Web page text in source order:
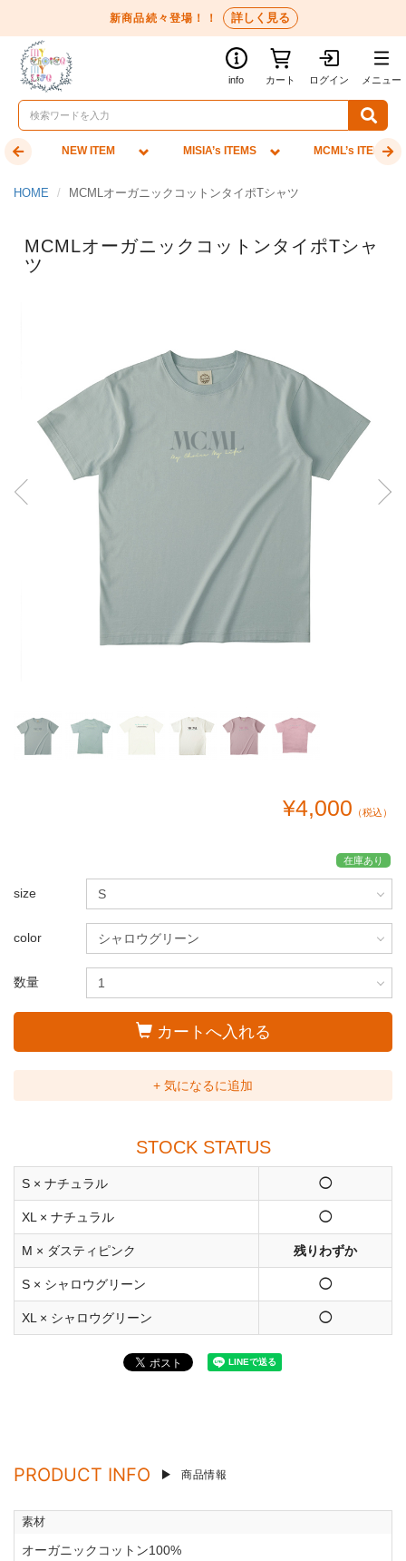
新商品続々登場！！ 詳しく見る
info カート ログイン メニュー
NEW ITEM MISIA’s ITEMS MCML’s ITEMS
HOME MCMLオーガニックコットンタイポTシャツ
MCMLオーガニックコットンタイポTシャ
ツ
¥4,000 （税込）
在庫あり
size
color
数量
カートへ入れる
+ 気になるに追加
STOCK STATUS
S × ナチュラル ◯
XL × ナチュラル ◯
M × ダスティピンク 残りわずか
S × シャロウグリーン ◯
XL × シャロウグリーン ◯
PRODUCT INFO 商品情報
素材
オーガニックコットン100%